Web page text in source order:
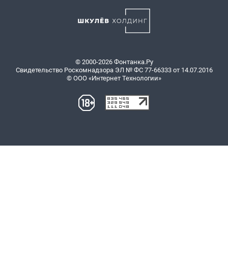
© 2000-2026 Фонтанка.Ру
Свидетельство Роскомнадзора ЭЛ № ФС 77-66333 от 14.07.2016
© ООО «Интернет Технологии»